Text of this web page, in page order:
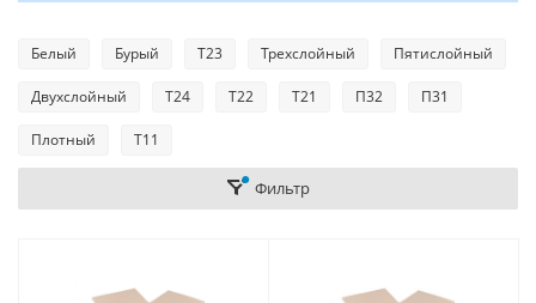
Белый Бурый Т23 Трехслойный Пятислойный
Двухслойный Т24 Т22 Т21 П32 П31
Плотный Т11
Фильтр